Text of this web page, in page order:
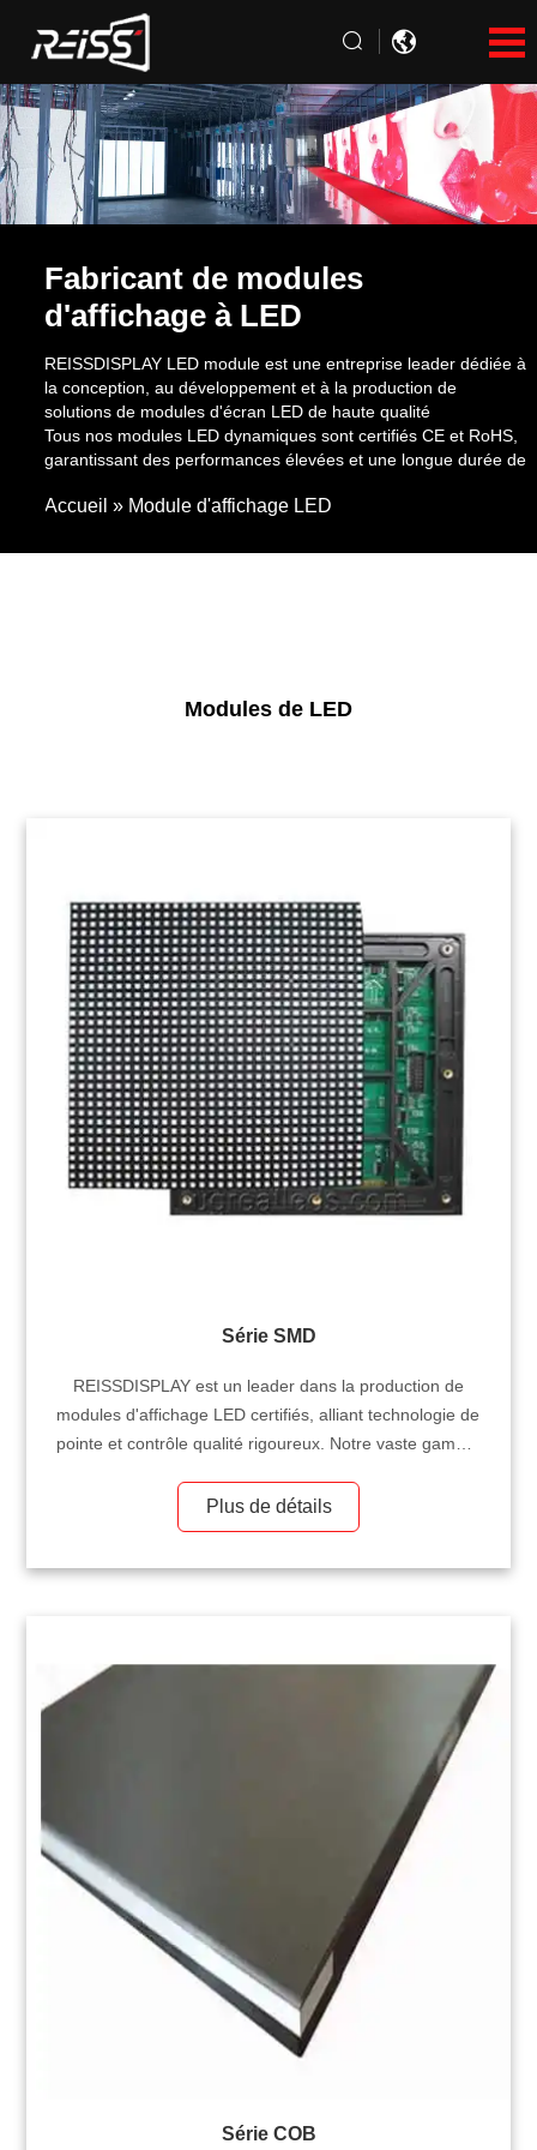
Fabricant de modules
d'affichage à LED
REISSDISPLAY LED module est une entreprise leader dédiée à
la conception, au développement et à la production de
solutions de modules d'écran LED de haute qualité
Tous nos modules LED dynamiques sont certifiés CE et RoHS,
garantissant des performances élevées et une longue durée de
services OEM et ODM. Les grossistes, distributeurs, négociants
Accueil » Module d'affichage LED
Modules de LED
Série SMD
REISSDISPLAY est un leader dans la production de
modules d'affichage LED certifiés, alliant technologie de
pointe et contrôle qualité rigoureux. Notre vaste gamme
et l'extérieur, bénéficiant de certifications internationales
et de capacités de fabrication avancées. Nous sommes
Plus de détails
Série COB